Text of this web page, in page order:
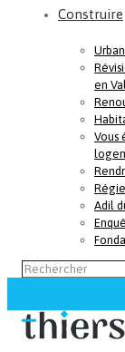
Construire
en
Vous
Adil